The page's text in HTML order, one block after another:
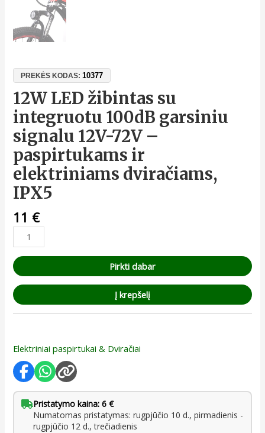
PREKĖS KODAS:10377
12W LED žibintas su
integruotu 100dB garsiniu
signalu 12V-72V –
paspirtukams ir
elektriniams dviračiams,
IPX5
11 €
Pirkti dabar
Į krepšelį
Elektriniai paspirtukai & Dviračiai
Pristatymo kaina: 6 €
Numatomas pristatymas: rugpjūčio 10 d., pirmadienis -
rugpjūčio 12 d., trečiadienis